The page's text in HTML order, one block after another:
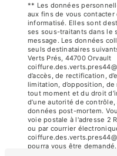
** Les données
aux fins de vous
informatisé. Elles sont
ses sous-traitants dans le
message. Les données
seuls destinataires
Verts Prés, 44700 Orvault
d’accès, de rectification,
limitation, d’opposition,
tout moment et du droit
d’une autorité de
données post-mortem.
voie postale à l'adresse 2
ou par courrier
pourra vous être